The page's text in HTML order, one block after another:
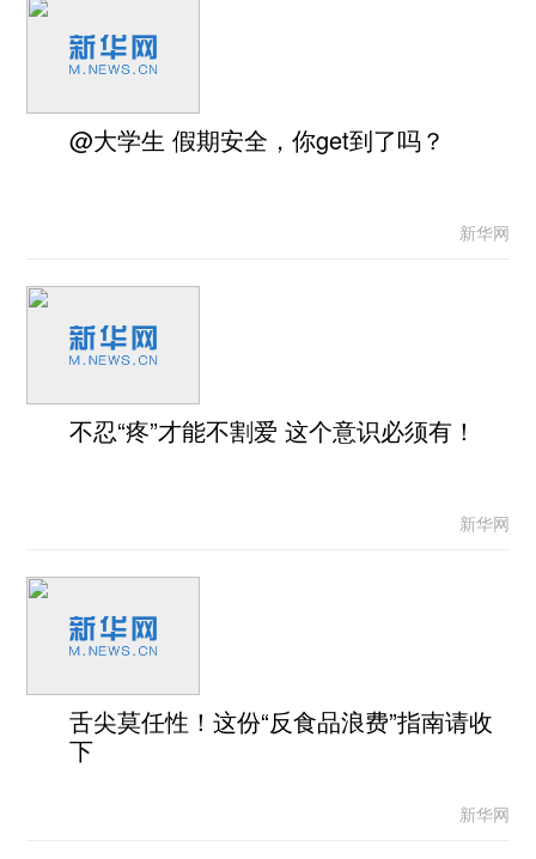
@大学生 假期安全，你get到了吗？
新华网
不忍“疼”才能不割爱 这个意识必须有！
新华网
舌尖莫任性！这份“反食品浪费”指南请收
下
新华网